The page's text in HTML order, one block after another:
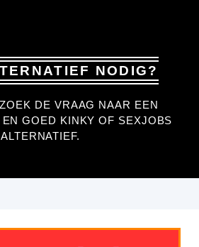
NODIG?
DE VRAAG NAAR EEN
GOED KINKY OF SEXJOBS
ALTERNATIEF.